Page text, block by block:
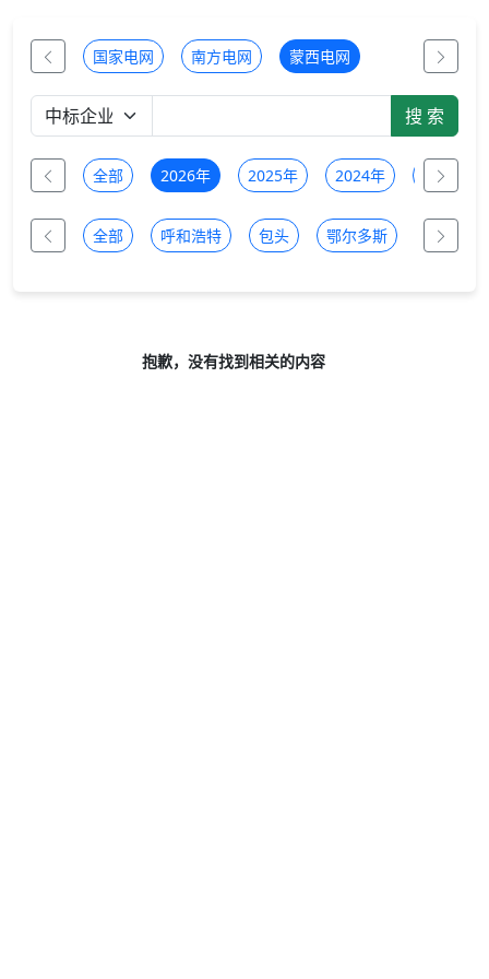
国家电网 南方电网 蒙西电网
全部 2026年 2025年 2024年 2023年
全部 呼和浩特 包头 鄂尔多斯 乌兰察布
抱歉，没有找到相关的内容